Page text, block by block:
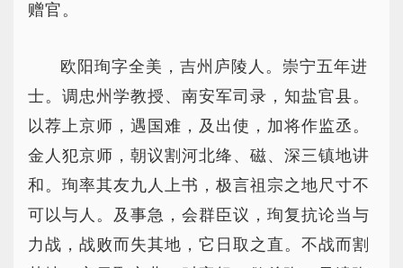
赠官。
欧阳珣字全美，吉州庐陵人。崇宁五年进
士。调忠州学教授、南安军司录，知盐官县。
以荐上京师，遇国难，及出使，加将作监丞。
金人犯京师，朝议割河北绛、磁、深三镇地讲
和。珣率其友九人上书，极言祖宗之地尺寸不
可以与人。及事急，会群臣议，珣复抗论当与
力战，战败而失其地，它日取之直。不战而割